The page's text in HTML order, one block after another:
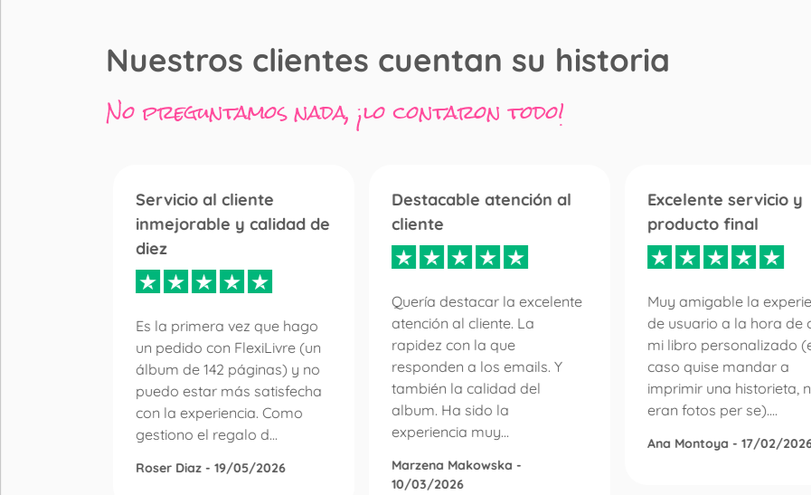
Nuestros clientes cuentan su historia
No preguntamos nada, ¡lo contaron todo!
Servicio al cliente
inmejorable y calidad de
diez
Es la primera vez que hago
un pedido con FlexiLivre (un
álbum de 142 páginas) y no
puedo estar más satisfecha
con la experiencia. Como
gestiono el regalo d...
Roser Diaz - 19/05/2026
Destacable atención al
cliente
Quería destacar la excelente
atención al cliente. La
rapidez con la que
responden a los emails. Y
también la calidad del
album. Ha sido la
experiencia muy...
Marzena Makowska -
10/03/2026
Excelente servicio y
producto final
Muy amigable la
de usuario a la hora de
mi libro personalizado
caso quise mandar a
imprimir una historieta,
eran fotos per se)....
Ana Montoya - 17/02/